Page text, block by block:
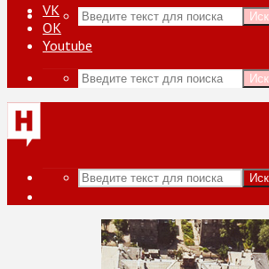
VK
ОК
Youtube